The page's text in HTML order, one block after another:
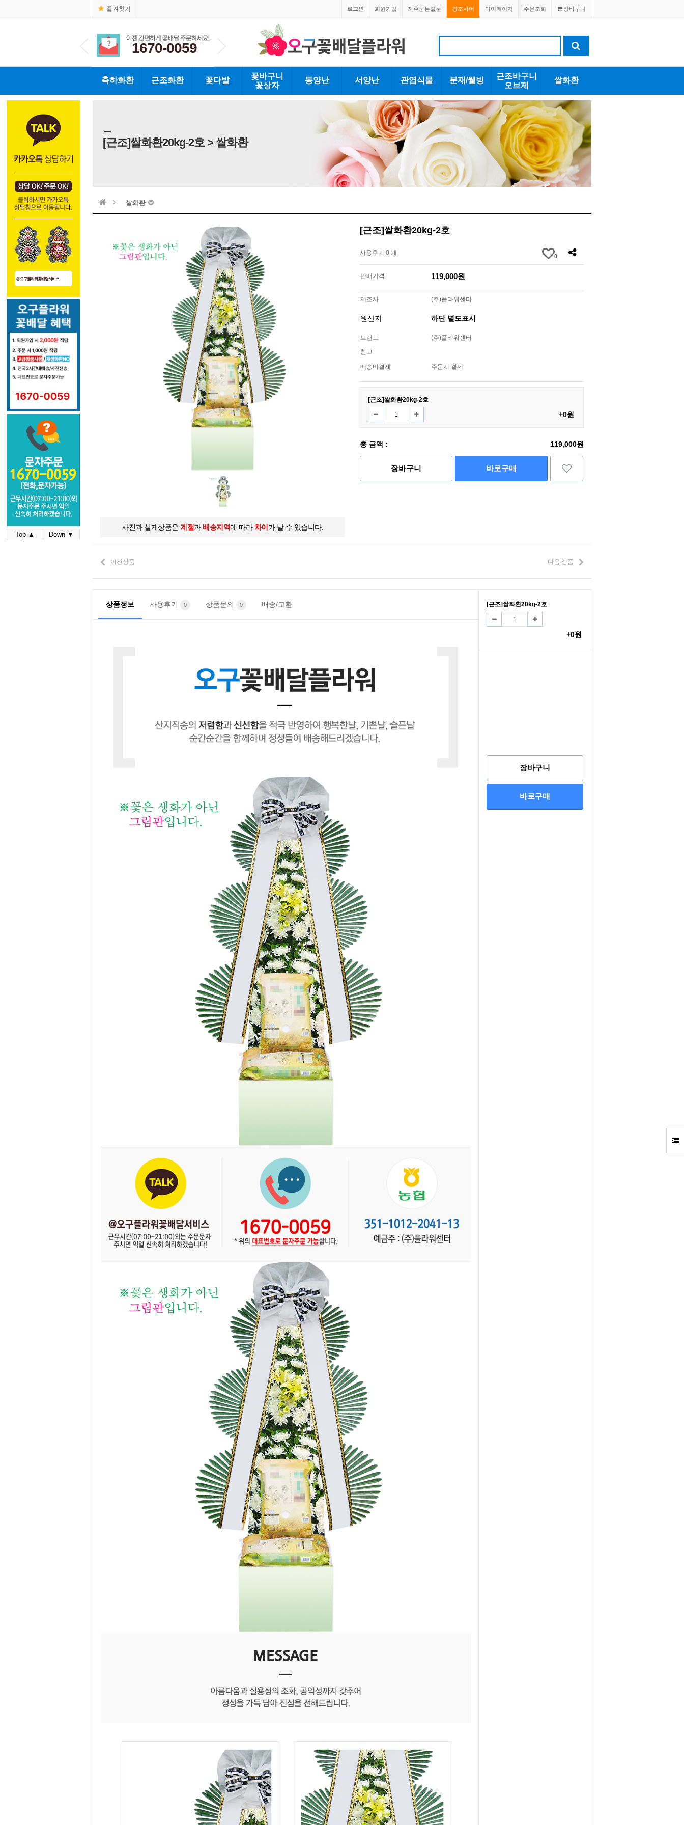
즐겨찾기 장바구니
주문조회
마이페이지
경조사어
자주묻는질문
회원가입
로그인
1670-0059 1670-0059 1670-0059 1670-0059
축하화환 근조화환 꽃다발
꽃바구니
꽃상자
동양난 서양난 관엽식물 분재/웰빙
근조바구니
오브제
쌀화환
@오구플라워꽃배달서비스
Top ▲ Down ▼
[근조]쌀화환20kg-2호 > 쌀화환
쌀화환
사진과 실제상품은 계절과배송지역에 따라 차이 가 날 수 있습니다.
[근조]쌀화환20kg-2호
사용후기 0 개 0
판매가격 119,000원
제조사 (주)플라워센터
원산지 하단 별도표시
브랜드
(주)플라워센터
참고
배송비결제 주문시 결제
[근조]쌀화환20kg-2호
+0원
총 금액 : 119,000원
장바구니 바로구매
이전상품 다음 상품
상품정보 사용후기 0 상품문의 0 배송/교환 [근조]쌀화환20kg-2호
+0원
장바구니
바로구매